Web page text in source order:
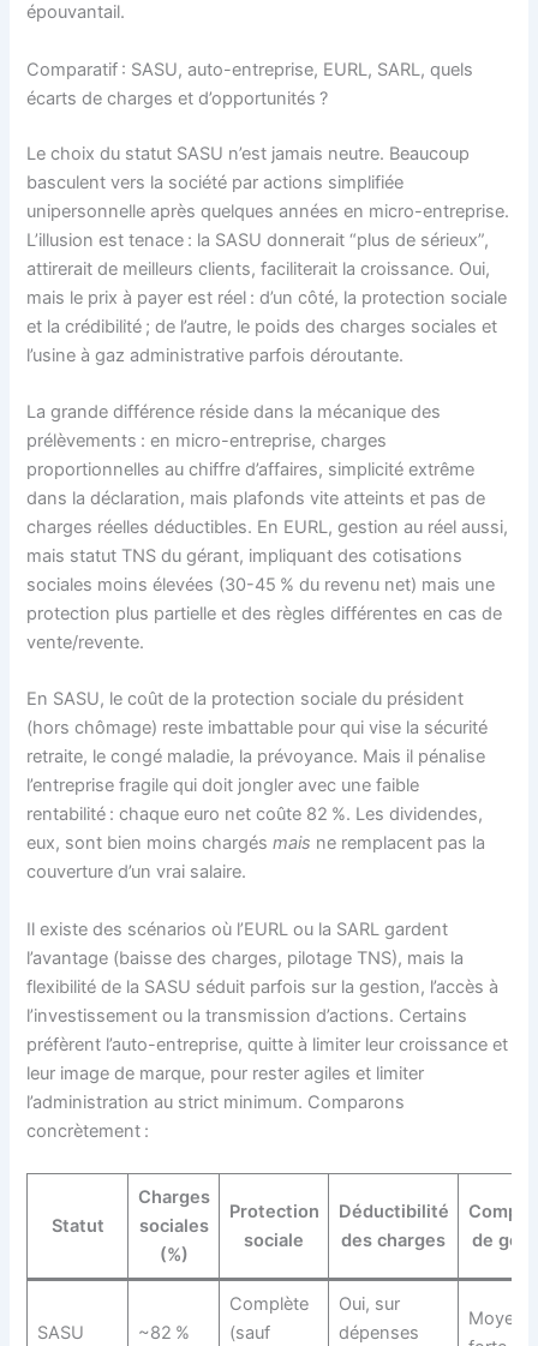
épouvantail.
Comparatif : SASU, auto-entreprise, EURL, SARL, quels
écarts de charges et d’opportunités ?
Le choix du statut SASU n’est jamais neutre. Beaucoup
basculent vers la société par actions simplifiée
unipersonnelle après quelques années en micro-entreprise.
L’illusion est tenace : la SASU donnerait “plus de sérieux”,
attirerait de meilleurs clients, faciliterait la croissance. Oui,
mais le prix à payer est réel : d’un côté, la protection sociale
et la crédibilité ; de l’autre, le poids des charges sociales et
l’usine à gaz administrative parfois déroutante.
La grande différence réside dans la mécanique des
prélèvements : en micro-entreprise, charges
proportionnelles au chiffre d’affaires, simplicité extrême
dans la déclaration, mais plafonds vite atteints et pas de
charges réelles déductibles. En EURL, gestion au réel aussi,
mais statut TNS du gérant, impliquant des cotisations
sociales moins élevées (30-45 % du revenu net) mais une
protection plus partielle et des règles différentes en cas de
vente/revente.
En SASU, le coût de la protection sociale du président
(hors chômage) reste imbattable pour qui vise la sécurité
retraite, le congé maladie, la prévoyance. Mais il pénalise
l’entreprise fragile qui doit jongler avec une faible
rentabilité : chaque euro net coûte 82 %. Les dividendes,
eux, sont bien moins chargésmais ne remplacent pas la
couverture d’un vrai salaire.
Il existe des scénarios où l’EURL ou la SARL gardent
l’avantage (baisse des charges, pilotage TNS), mais la
flexibilité de la SASU séduit parfois sur la gestion, l’accès à
l’investissement ou la transmission d’actions. Certains
préfèrent l’auto-entreprise, quitte à limiter leur croissance et
leur image de marque, pour rester agiles et limiter
l’administration au strict minimum. Comparons
concrètement :
Statut
Charges
sociales
(%)
Protection
sociale
Déductibilité
des charges
de
SASU ~82 %
Complète
(sauf
Oui, sur
dépenses